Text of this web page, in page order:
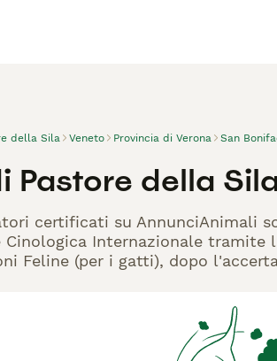
della Sila Veneto Provincia di Verona San
Pastore della
certificati su AnnunciAnimali
Cinologica Internazionale
Feline (per i gatti), dopo